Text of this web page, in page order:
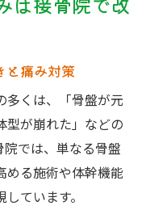
後ケアに強い理
ランスの重要性
安定性アップ法
のセルフケア基
体型変化を予防
と痛み対策
多くは、「骨盤が元
型が崩れた」などの
では、単なる骨盤
める施術や体幹機能
ています。